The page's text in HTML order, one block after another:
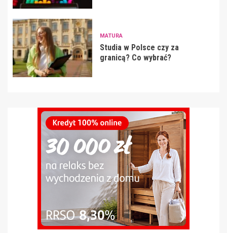
MATURA
Studia w Polsce czy za
granicą? Co wybrać?